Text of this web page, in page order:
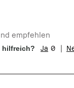
schmeichelnd,
empfehlen
hilfreich? 0